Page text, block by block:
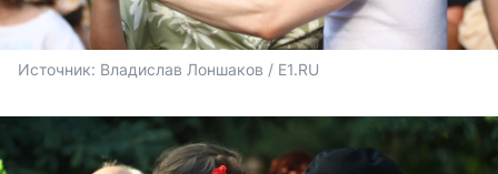
Источник: Владислав Лоншаков / E1.RU